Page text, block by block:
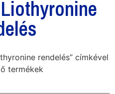
rendelés” címkével
termékek